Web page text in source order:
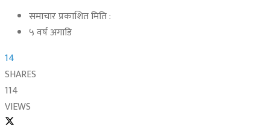
समाचार प्रकाशित मिति :
५ वर्ष अगाडि
14
SHARES
114
VIEWS